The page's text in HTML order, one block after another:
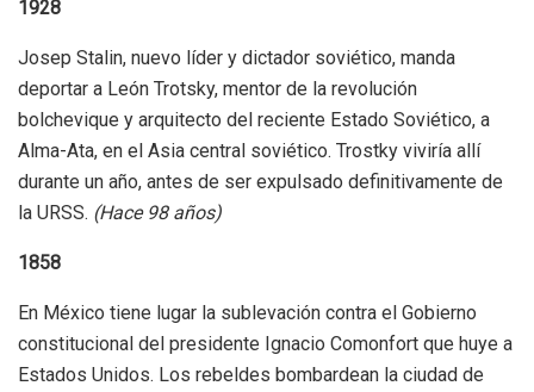
1928
Josep Stalin, nuevo líder y dictador soviético, manda
deportar a León Trotsky, mentor de la revolución
bolchevique y arquitecto del reciente Estado Soviético, a
Alma-Ata, en el Asia central soviético. Trostky viviría allí
durante un año, antes de ser expulsado definitivamente de
la URSS. (Hace 98 años)
1858
En México tiene lugar la sublevación contra el Gobierno
constitucional del presidente Ignacio Comonfort que huye a
Estados Unidos. Los rebeldes bombardean la ciudad de